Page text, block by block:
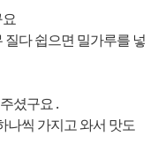
다 쉽으면 밀가루를 넣
셨구요 .
씩 가지고 와서 맛도